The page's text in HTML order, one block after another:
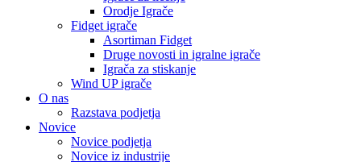
Orodje Igrače
Fidget igrače
Asortiman Fidget
Druge novosti in igralne igrače
Igrača za stiskanje
Wind UP igrače
O nas
Razstava podjetja
Novice
Novice podjetja
Novice iz industrije